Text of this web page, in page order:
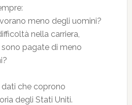
meno degli uomini?
nella carriera,
sono pagate di meno
che coprono
degli Stati Uniti.